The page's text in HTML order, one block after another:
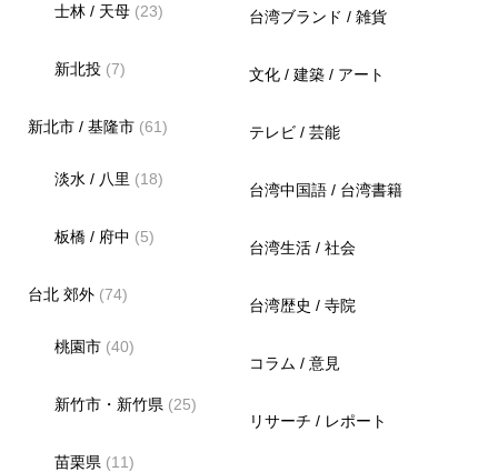
士林 / 天母 (23)
新北投 (7)
新北市 / 基隆市(61)
淡水 / 八里 (18)
板橋 / 府中 (5)
台北 郊外(74)
桃園市 (40)
新竹市・新竹県 (25)
苗栗県 (11)
台湾ブランド / 雑貨
文化 / 建築 / アート
テレビ / 芸能
台湾中国語 / 台湾書籍
台湾生活 / 社会
台湾歴史 / 寺院
コラム / 意見
リサーチ / レポート